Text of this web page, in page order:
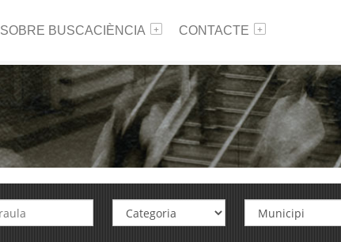
SOBRE BUSCACIÈNCIA CONTACTE